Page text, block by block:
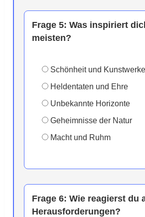
Frage 5: Was inspiriert
meisten?
Schönheit und Kunstwerke
Heldentaten und Ehre
Unbekannte Horizonte
Geheimnisse der Natur
Macht und Ruhm
Frage 6: Wie reagierst du
Herausforderungen?